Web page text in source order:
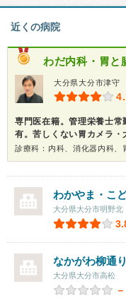
近くの病院
わだ内科・胃と
大分県大分市津守
専門医在籍。管理栄養士
有。苦しくない胃カメラ・
わかやま・こ
大分県大分市明野北
なかがわ柳通
大分県大分市高松
－